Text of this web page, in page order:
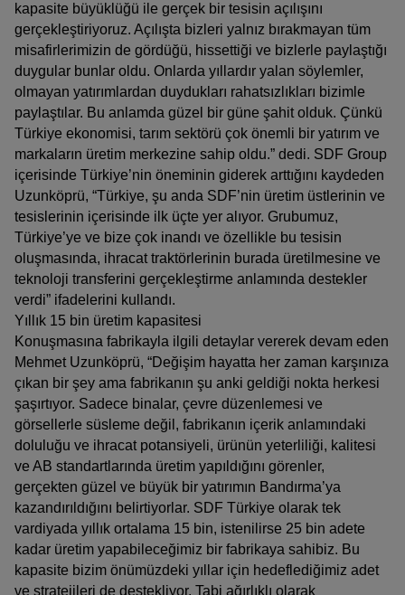
Latina (Español)
AND MIDDLE-
and Middle-East (English)
et Moyen Orient (Français)
East Asia (English)
EAST AND
kapasite büyüklüğü ile gerçek bir tesisin açılışını
gerçekleştiriyoruz. Açılışta bizleri yalnız bırakmayan tüm
misafirlerimizin de gördüğü, hissettiği ve bizlerle paylaştığı
duygular bunlar oldu. Onlarda yıllardır yalan söylemler,
olmayan yatırımlardan duydukları rahatsızlıkları bizimle
paylaştılar. Bu anlamda güzel bir güne şahit olduk. Çünkü
Türkiye ekonomisi, tarım sektörü çok önemli bir yatırım ve
markaların üretim merkezine sahip oldu.” dedi. SDF Group
içerisinde Türkiye’nin öneminin giderek arttığını kaydeden
Uzunköprü, “Türkiye, şu anda SDF’nin üretim üstlerinin ve
tesislerinin içerisinde ilk üçte yer alıyor. Grubumuz,
Türkiye’ye ve bize çok inandı ve özellikle bu tesisin
oluşmasında, ihracat traktörlerinin burada üretilmesine ve
teknoloji transferini gerçekleştirme anlamında destekler
verdi” ifadelerini kullandı.
Yıllık 15 bin üretim kapasitesi
Konuşmasına fabrikayla ilgili detaylar vererek devam eden
Mehmet Uzunköprü, “Değişim hayatta her zaman karşınıza
çıkan bir şey ama fabrikanın şu anki geldiği nokta herkesi
şaşırtıyor. Sadece binalar, çevre düzenlemesi ve
görsellerle süsleme değil, fabrikanın içerik anlamındaki
doluluğu ve ihracat potansiyeli, ürünün yeterliliği, kalitesi
ve AB standartlarında üretim yapıldığını görenler,
gerçekten güzel ve büyük bir yatırımın Bandırma’ya
kazandırıldığını belirtiyorlar. SDF Türkiye olarak tek
vardiyada yıllık ortalama 15 bin, istenilirse 25 bin adete
kadar üretim yapabileceğimiz bir fabrikaya sahibiz. Bu
kapasite bizim önümüzdeki yıllar için hedeflediğimiz adet
ve stratejileri de destekliyor. Tabi ağırlıklı olarak